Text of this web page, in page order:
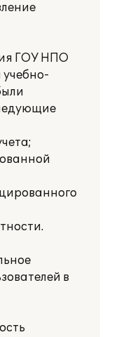
ГОУ НПО
в